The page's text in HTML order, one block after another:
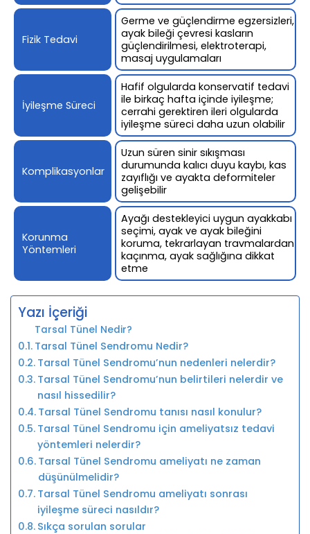
Fizik Tedavi
Germe ve güçlendirme egzersizleri,
ayak bileği çevresi kasların
güçlendirilmesi, elektroterapi,
masaj uygulamaları
İyileşme Süreci
Hafif olgularda konservatif tedavi
ile birkaç hafta içinde iyileşme;
cerrahi gerektiren ileri olgularda
iyileşme süreci daha uzun olabilir
Komplikasyonlar
Uzun süren sinir sıkışması
durumunda kalıcı duyu kaybı, kas
zayıflığı ve ayakta deformiteler
gelişebilir
Korunma
Yöntemleri
Ayağı destekleyici uygun ayakkabı
seçimi, ayak ve ayak bileğini
koruma, tekrarlayan travmalardan
kaçınma, ayak sağlığına dikkat
etme
Yazı İçeriği
Tarsal Tünel Nedir?
Tarsal Tünel Sendromu Nedir?
Tarsal Tünel Sendromu’nun nedenleri nelerdir?
Tarsal Tünel Sendromu’nun belirtileri nelerdir ve
nasıl hissedilir?
Tarsal Tünel Sendromu tanısı nasıl konulur?
Tarsal Tünel Sendromu için ameliyatsız tedavi
yöntemleri nelerdir?
Tarsal Tünel Sendromu ameliyatı ne zaman
düşünülmelidir?
Tarsal Tünel Sendromu ameliyatı sonrası
iyileşme süreci nasıldır?
Sıkça sorulan sorular